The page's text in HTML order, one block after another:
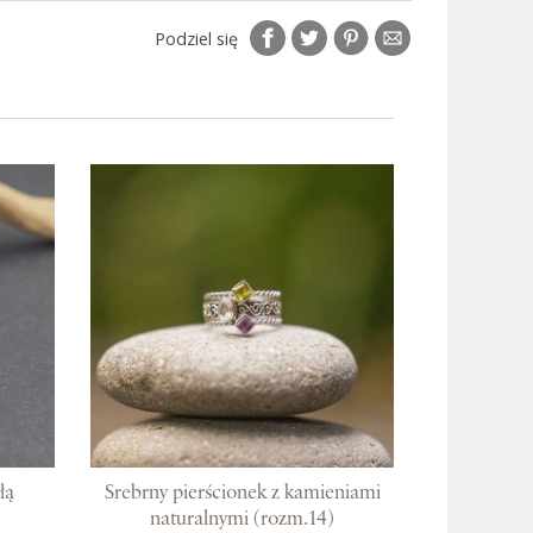
Podziel się
Srebrny pierścionek z kamieniami
naturalnymi (rozm.14)